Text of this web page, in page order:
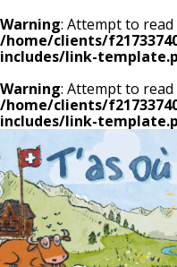
Warning: Attempt to
/home/clients/
includes/link-
Warning: Attempt to
/home/clients/
includes/link-